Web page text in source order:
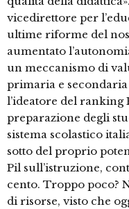
vicedirettore per
ultime riforme del
aumentato
un meccanismo di
primaria e
l’ideatore del ranking
preparazione degli
sistema scolastico
sotto del proprio
Pil sull’istruzione,
cento. Troppo poco?
di risorse, visto che